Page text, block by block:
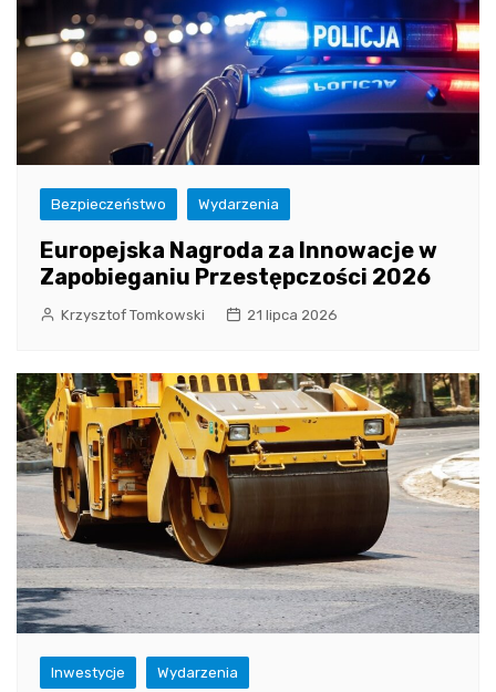
Bezpieczeństwo Wydarzenia
Europejska Nagroda za Innowacje w
Zapobieganiu Przestępczości 2026
Krzysztof Tomkowski 21 lipca 2026
Inwestycje Wydarzenia